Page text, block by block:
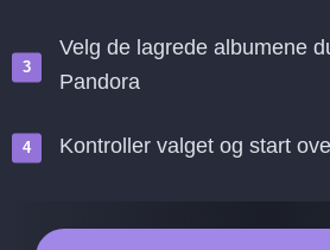
Velg de lagrede albumene
Pandora
Kontroller valget og start